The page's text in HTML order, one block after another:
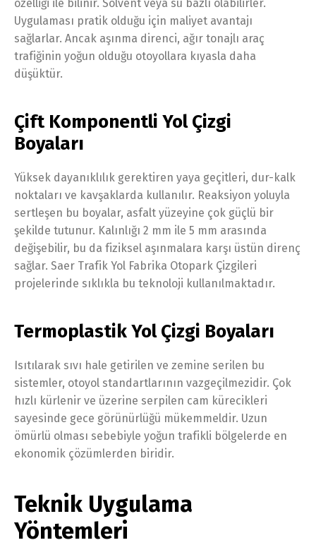
özelliği ile bilinir. Solvent veya su bazlı olabilirler.
Uygulaması pratik olduğu için maliyet avantajı
sağlarlar. Ancak aşınma direnci, ağır tonajlı araç
trafiğinin yoğun olduğu otoyollara kıyasla daha
düşüktür.
Çift Komponentli Yol Çizgi
Boyaları
Yüksek dayanıklılık gerektiren yaya geçitleri, dur-kalk
noktaları ve kavşaklarda kullanılır. Reaksiyon yoluyla
sertleşen bu boyalar, asfalt yüzeyine çok güçlü bir
şekilde tutunur. Kalınlığı 2 mm ile 5 mm arasında
değişebilir, bu da fiziksel aşınmalara karşı üstün direnç
sağlar. Saer Trafik Yol Fabrika Otopark Çizgileri
projelerinde sıklıkla bu teknoloji kullanılmaktadır.
Termoplastik Yol Çizgi Boyaları
Isıtılarak sıvı hale getirilen ve zemine serilen bu
sistemler, otoyol standartlarının vazgeçilmezidir. Çok
hızlı kürlenir ve üzerine serpilen cam kürecikleri
sayesinde gece görünürlüğü mükemmeldir. Uzun
ömürlü olması sebebiyle yoğun trafikli bölgelerde en
ekonomik çözümlerden biridir.
Teknik Uygulama
Yöntemleri